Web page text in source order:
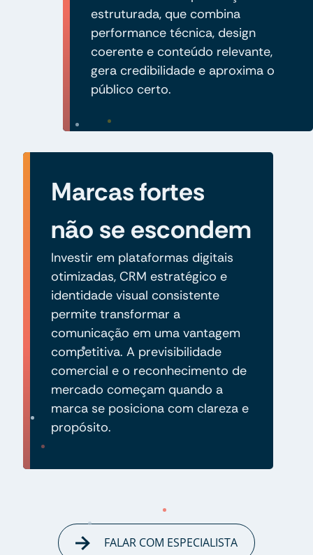
estruturada, que combina
performance técnica, design
coerente e conteúdo relevante,
gera credibilidade e aproxima o
público certo.
Marcas fortes
não se escondem
Investir em plataformas digitais
otimizadas, CRM estratégico e
identidade visual consistente
permite transformar a
comunicação em uma vantagem
competitiva. A previsibilidade
comercial e o reconhecimento de
mercado começam quando a
marca se posiciona com clareza e
propósito.
FALAR COM ESPECIALISTA